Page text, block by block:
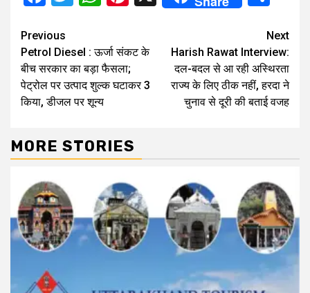
Continue
Reading
Previous
Petrol Diesel : ऊर्जा संकट के
बीच सरकार का बड़ा फैसला;
पेट्रोल पर उत्पाद शुल्क घटाकर 3
किया, डीजल पर शून्य
Next
Harish Rawat Interview:
दल-बदल से आ रही अस्थिरता
राज्य के लिए ठीक नहीं, हरदा ने
चुनाव से दूरी की बताई वजह
MORE STORIES